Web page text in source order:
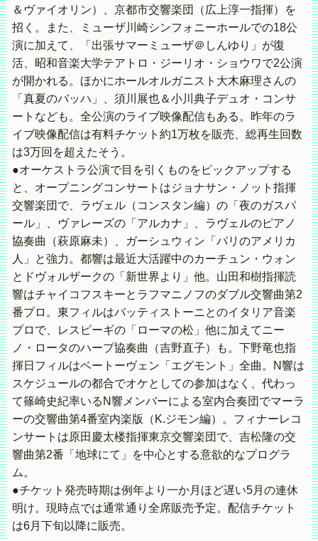
＆ヴァイオリン）、京都市交響楽団（広上淳⼀指揮）を
招く。また、ミューザ川崎シンフォニーホールでの18公
演に加えて、「出張サマーミューザ＠しんゆり」が復
活、昭和音楽大学テアトロ・ジーリオ・ショウワで2公演
が開かれる。ほかにホールオルガニスト大木麻理さんの
「真夏のバッハ」、須川展也＆小川典子デュオ・コンサ
ートなども。全公演のライブ映像配信もある。昨年のラ
イブ映像配信は有料チケット約1万枚を販売、総再生回数
は3万回を超えたそう。
●オーケストラ公演で目を引くものをピックアップする
と、オープニングコンサートはジョナサン・ノット指揮
交響楽団で、ラヴェル（コンスタン編）の「夜のガスパ
ール」、ヴァレーズの「アルカナ」、ラヴェルのピアノ
協奏曲（萩原麻未）、ガーシュウィン「パリのアメリカ
人」と強力。都響は最近大活躍中のカーチュン・ウォン
とドヴォルザークの「新世界より」他。山田和樹指揮読
響はチャイコフスキーとラフマニノフのダブル交響曲第2
番プロ。東フィルはバッティストーニとのイタリア音楽
プロで、レスピーギの「ローマの松」他に加えてニー
ノ・ロータのハープ協奏曲（吉野直⼦）も。下野竜也指
揮日フィルはベートーヴェン「エグモント」全曲。N響は
スケジュールの都合でオケとしての参加はなく、代わっ
て篠崎史紀率いるN響メンバーによる室内合奏団でマーラ
ーの交響曲第4番室内楽版（K.ジモン編）。フィナーレコ
ンサートは原田慶太楼指揮東京交響楽団で、吉松隆の交
響曲第2番「地球にて」を中心とする意欲的なプログラ
ム。
●チケット発売時期は例年より一か月ほど遅い5月の連休
明け。現時点では通常通り全席販売予定。配信チケット
は6月下旬以降に販売。